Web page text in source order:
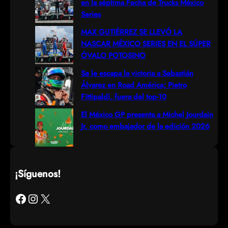
en la séptima Fecha de Trucks México
Series
MAX GUTIÉRREZ SE LLEVÓ LA
NASCAR MÉXICO SERIES EN EL SÚPER
ÓVALO POTOSINO
Se le escapa la victoria a Sebastián
Álvarez en Road América; Pietro
Fittipaldi, fuera del top-10
El México GP presenta a Michel Jourdain
Jr. como embajador de la edición 2026
¡Síguenos!
Facebook Instagram X